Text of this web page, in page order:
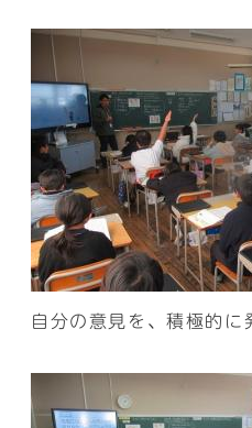
自分の意見を、積極的に